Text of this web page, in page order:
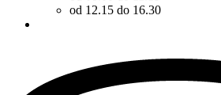
od 12.15 do 16.30